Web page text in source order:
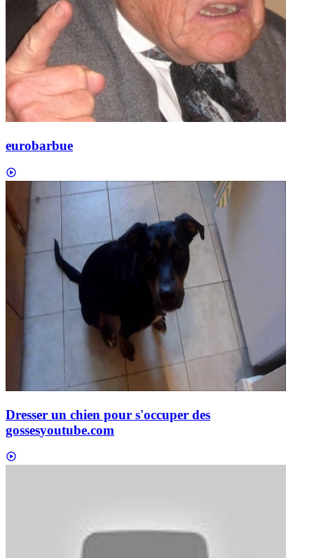
eurobarbue
Dresser un chien pour s'occuper des
gossesyoutube.com